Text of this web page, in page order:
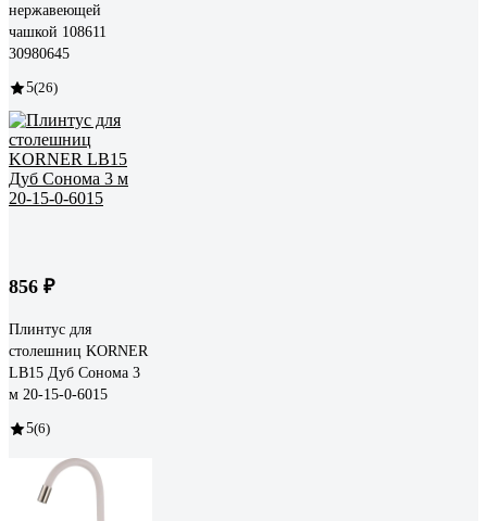
нержавеющей
чашкой 108611
30980645
5(26)
856 ₽
Плинтус для
столешниц KORNER
LB15 Дуб Сонома 3
м 20-15-0-6015
5(6)